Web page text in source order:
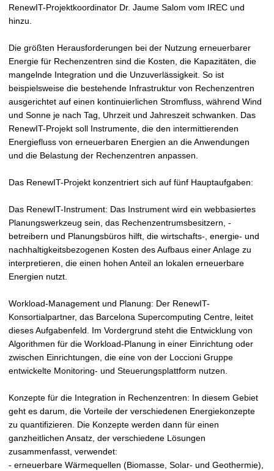
RenewIT-Projektkoordinator Dr. Jaume Salom vom IREC und
hinzu.
Die größten Herausforderungen bei der Nutzung erneuerbarer
Energie für Rechenzentren sind die Kosten, die Kapazitäten, die
mangelnde Integration und die Unzuverlässigkeit. So ist
beispielsweise die bestehende Infrastruktur von Rechenzentren
ausgerichtet auf einen kontinuierlichen Stromfluss, während Wind
und Sonne je nach Tag, Uhrzeit und Jahreszeit schwanken. Das
RenewIT-Projekt soll Instrumente, die den intermittierenden
Energiefluss von erneuerbaren Energien an die Anwendungen
und die Belastung der Rechenzentren anpassen.
Das RenewIT-Projekt konzentriert sich auf fünf Hauptaufgaben:
Das RenewIT-Instrument: Das Instrument wird ein webbasiertes
Planungswerkzeug sein, das Rechenzentrumsbesitzern, -
betreibern und Planungsbüros hilft, die wirtschafts-, energie- und
nachhaltigkeitsbezogenen Kosten des Aufbaus einer Anlage zu
interpretieren, die einen hohen Anteil an lokalen erneuerbare
Energien nutzt.
Workload-Management und Planung: Der RenewIT-
Konsortialpartner, das Barcelona Supercomputing Centre, leitet
dieses Aufgabenfeld. Im Vordergrund steht die Entwicklung von
Algorithmen für die Workload-Planung in einer Einrichtung oder
zwischen Einrichtungen, die eine von der Loccioni Gruppe
entwickelte Monitoring- und Steuerungsplattform nutzen.
Konzepte für die Integration in Rechenzentren: In diesem Gebiet
geht es darum, die Vorteile der verschiedenen Energiekonzepte
zu quantifizieren. Die Konzepte werden dann für einen
ganzheitlichen Ansatz, der verschiedene Lösungen
zusammenfasst, verwendet:
- erneuerbare Wärmequellen (Biomasse, Solar- und Geothermie),